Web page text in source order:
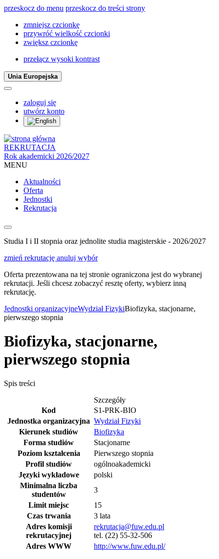
przeskocz do menu przeskocz do treści strony
zmniejsz czcionkę
przywróć wielkość czcionki
zwiększ czcionkę
przełącz wysoki kontrast
Unia Europejska
zaloguj się
utwórz konto
REKRUTACJA
Rok akademicki 2026/2027
MENU
Aktualności
Oferta
Jednostki
Rekrutacja
Studia I i II stopnia oraz jednolite studia magisterskie - 2026/2027
zmień rekrutację anuluj wybór
Oferta prezentowana na tej stronie ograniczona jest do wybranej
rekrutacji. Jeśli chcesz zobaczyć resztę oferty, wybierz inną
rekrutację.
Jednostki organizacyjneWydział FizykiBiofizyka, stacjonarne,
pierwszego stopnia
Biofizyka, stacjonarne,
pierwszego stopnia
Spis treści
Szczegóły
Kod
S1-PRK-BIO
Jednostka organizacyjna Wydział Fizyki
Kierunek studiów
Biofizyka
Forma studiów
Stacjonarne
Poziom kształcenia
Pierwszego stopnia
Profil studiów
ogólnoakademicki
Języki wykładowe
polski
Minimalna liczba
studentów
3
Limit miejsc
15
Czas trwania
3 lata
Adres komisji
rekrutacyjnej
rekrutacja@fuw.edu.pl
tel. (22) 55-32-506
Adres WWW
http://www.fuw.edu.pl/